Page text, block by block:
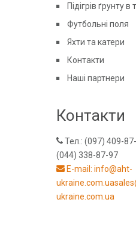
Підігрів ґрунту
Футбольні поля
Яхти та катери
Контакти
Наші партнери
Контакти
Тел.: (097) 409-
(044) 338-87-97
E-mail: info@aht-
ukraine.com.ua